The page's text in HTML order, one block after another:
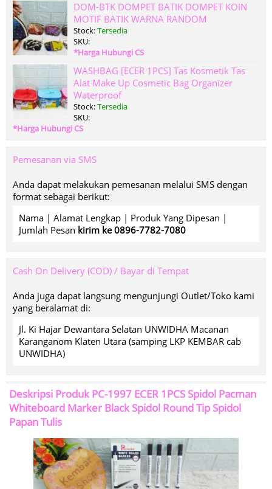
DOM-BTK DOMPET BATIK DOMPET KOIN
MOTIF BATIK WARNA RANDOM
Stock:Tersedia
SKU:
*Harga Hubungi CS
WASHBAG [ECER 1PCS] Tas Kosmetik Tas
Alat Make Up Cosmetic Bag Organizer
Waterproof
Stock:Tersedia
SKU:
*Harga Hubungi CS
Pemesanan via SMS
Anda dapat melakukan pemesanan melalui SMS dengan
format sebagai berikut:
Nama | Alamat Lengkap | Produk Yang Dipesan |
Jumlah Pesan kirim ke 0896-7782-7080
Cash On Delivery (COD) / Bayar di Tempat
Anda juga dapat langsung mengunjungi Outlet/Toko kami
yang beralamat di:
Jl. Ki Hajar Dewantara Selatan UNWIDHA Macanan
Karanganom Klaten Utara (samping LKP KEMBAR cab
UNWIDHA)
Deskripsi ProdukPC-1997 ECER 1PCS Spidol Pacman
Whiteboard Marker Black Spidol Round Tip Spidol
Papan Tulis